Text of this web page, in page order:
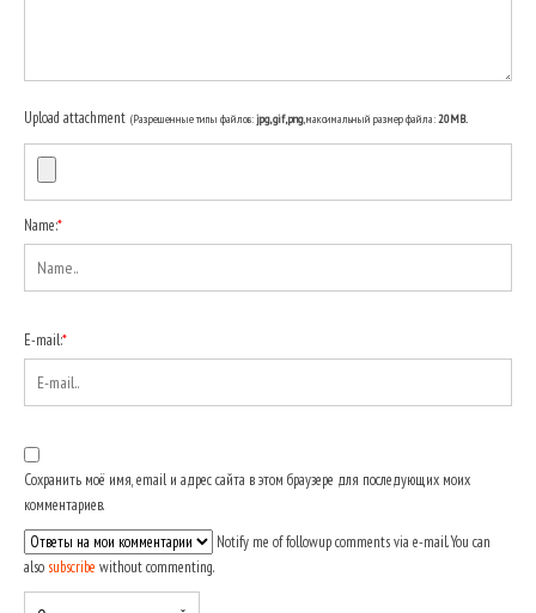
Upload attachment (Разрешенные типы файлов:jpg, gif, png, максимальный размер файла:20MB.
Name:*
E-mail:*
Сохранить моё имя, email и адрес сайта в этом браузере для последующих моих
комментариев.
Notify me of followup comments via e-mail. You can
also subscribe without commenting.